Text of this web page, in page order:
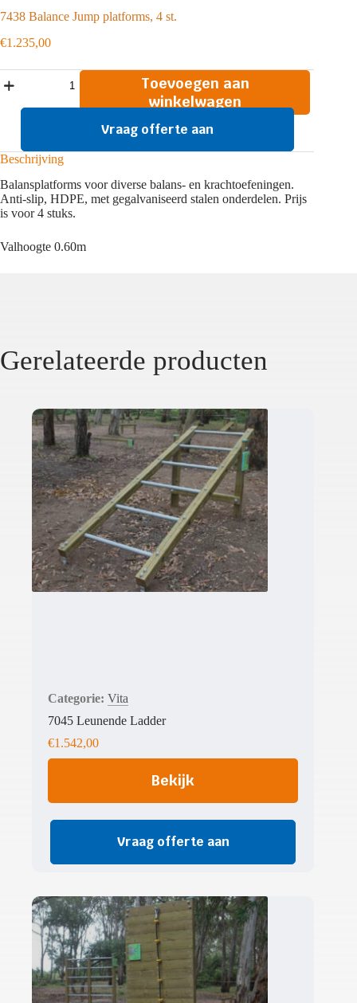
7438 Balance Jump platforms, 4 st.
€1.235,00
Balance
aantal
Toevoegen aan
winkelwagen
Vraag offerte aan
Beschrijving
Balansplatforms voor diverse balans- en krachtoefeningen.
Anti-slip, HDPE, met gegalvaniseerd stalen onderdelen. Prijs
is voor 4 stuks.
Valhoogte 0.60m
Gerelateerde producten
Vita
7045 Leunende Ladder
€1.542,00
Bekijk
Vraag offerte aan